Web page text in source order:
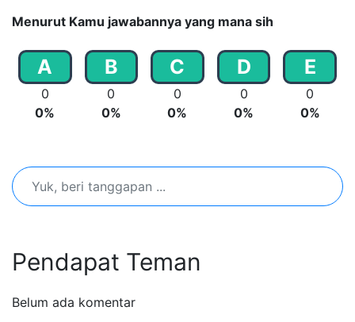
Menurut Kamu jawabannya yang mana sih
A
0
0%
B
0
0%
C
0
0%
D
0
0%
E
0
0%
Pendapat Teman
Belum ada komentar